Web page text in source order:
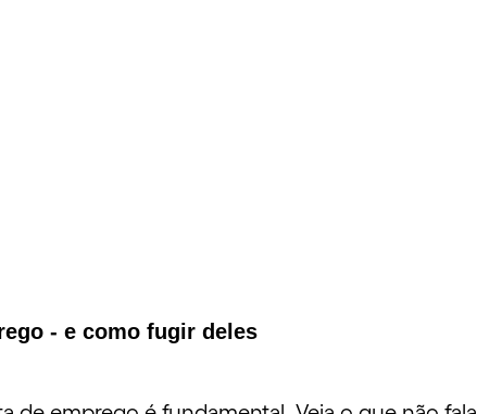
- e como fugir deles